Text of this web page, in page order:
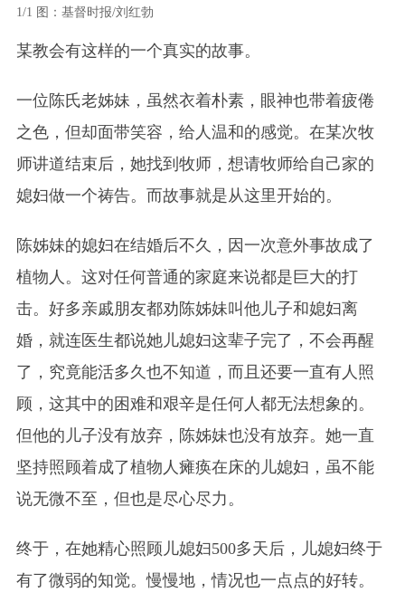
1/1 图：基督时报/刘红勃
某教会有这样的一个真实的故事。
一位陈氏老姊妹，虽然衣着朴素，眼神也带着疲倦
之色，但却面带笑容，给人温和的感觉。在某次牧
师讲道结束后，她找到牧师，想请牧师给自己家的
媳妇做一个祷告。而故事就是从这里开始的。
陈姊妹的媳妇在结婚后不久，因一次意外事故成了
植物人。这对任何普通的家庭来说都是巨大的打
击。好多亲戚朋友都劝陈姊妹叫他儿子和媳妇离
婚，就连医生都说她儿媳妇这辈子完了，不会再醒
了，究竟能活多久也不知道，而且还要一直有人照
顾，这其中的困难和艰辛是任何人都无法想象的。
但他的儿子没有放弃，陈姊妹也没有放弃。她一直
坚持照顾着成了植物人瘫痪在床的儿媳妇，虽不能
说无微不至，但也是尽心尽力。
终于，在她精心照顾儿媳妇500多天后，儿媳妇终于
有了微弱的知觉。慢慢地，情况也一点点的好转。